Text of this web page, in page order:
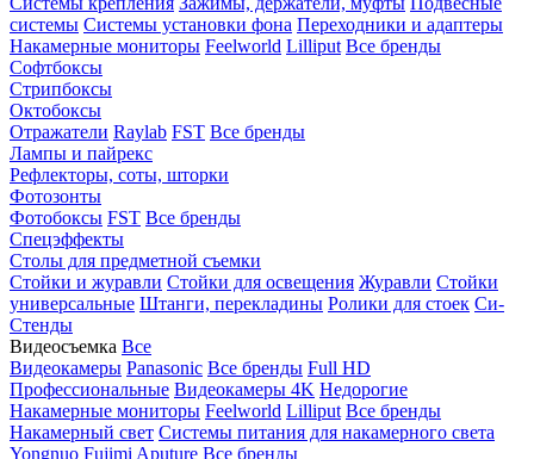
системы Системы установки фона Переходники и адаптеры
Накамерные мониторы Feelworld Lilliput Все бренды
Софтбоксы
Стрипбоксы
Октобоксы
Отражатели Raylab FST Все бренды
Лампы и пайрекс
Рефлекторы, соты, шторки
Фотозонты
Фотобоксы FST Все бренды
Спецэффекты
Столы для предметной съемки
Стойки и журавли Стойки для освещения Журавли Стойки
универсальные Штанги, перекладины Ролики для стоек Си-
Стенды
Видеосъемка Все
Видеокамеры Panasonic Все бренды Full HD
Профессиональные Видеокамеры 4K Недорогие
Накамерные мониторы Feelworld Lilliput Все бренды
Накамерный свет Системы питания для накамерного света
Yongnuo Fujimi Aputure Все бренды